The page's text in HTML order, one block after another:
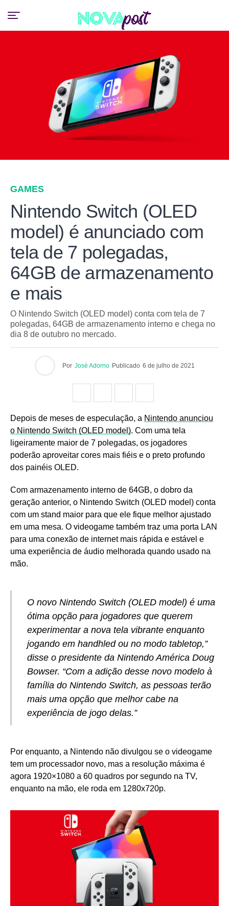
GAMES
Nintendo Switch (OLED
model) é anunciado com
tela de 7 polegadas,
64GB de armazenamento
e mais
O Nintendo Switch (OLED model) conta com tela de 7
polegadas, 64GB de armazenamento interno e chega no
dia 8 de outubro no mercado.
Por José Adorno Publicado 6 de julho de 2021
Depois de meses de especulação, a Nintendo anunciou
o Nintendo Switch (OLED model). Com uma tela
ligeiramente maior de 7 polegadas, os jogadores
poderão aproveitar cores mais fiéis e o preto profundo
dos painéis OLED.
Com armazenamento interno de 64GB, o dobro da
geração anterior, o Nintendo Switch (OLED model) conta
com um stand maior para que ele fique melhor ajustado
em uma mesa. O videogame também traz uma porta LAN
para uma conexão de internet mais rápida e estável e
uma experiência de áudio melhorada quando usado na
mão.
O novo Nintendo Switch (OLED model) é uma
ótima opção para jogadores que querem
experimentar a nova tela vibrante enquanto
jogando em handhled ou no modo tabletop,”
disse o presidente da Nintendo América Doug
Bowser. “Com a adição desse novo modelo à
família do Nintendo Switch, as pessoas terão
mais uma opção que melhor cabe na
experiência de jogo delas.”
Por enquanto, a Nintendo não divulgou se o videogame
tem um processador novo, mas a resolução máxima é
agora 1920×1080 a 60 quadros por segundo na TV,
enquanto na mão, ele roda em 1280x720p.